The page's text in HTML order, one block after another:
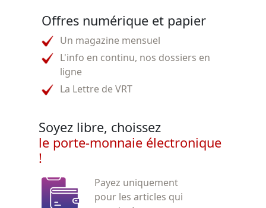
Offres numérique et papier
Un magazine mensuel
L'info en continu, nos dossiers en
ligne
La Lettre de VRT
Soyez libre, choissez
le porte-monnaie électronique
!
Payez uniquement
pour les articles qui